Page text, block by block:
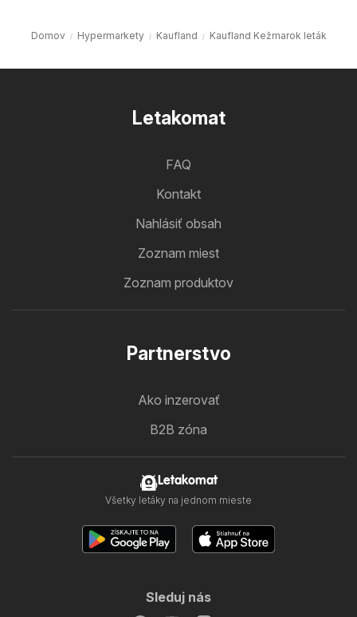
Domov Hypermarkety Kaufland Kaufland Kežmarok leták
Letakomat
FAQ
Kontakt
Nahlásiť obsah
Zoznam miest
Zoznam produktov
Partnerstvo
Ako inzerovať
B2B zóna
Letakomat
Všetky letáky na jednom mieste
Sleduj nás